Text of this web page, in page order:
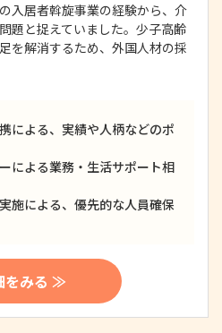
入居者斡旋事業の経験から、介
題と捉えていました。少子高齢
を解消するため、外国人材の採
による、実績や人柄などのポ
による業務・生活サポート相
施による、優先的な人員確保
をみる ≫